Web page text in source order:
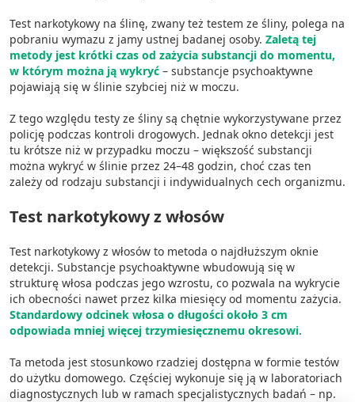
Test narkotykowy na ślinę, zwany też testem ze śliny, polega na
pobraniu wymazu z jamy ustnej badanej osoby. Zaletą tej
metody jest krótki czas od zażycia substancji do momentu,
w którym można ją wykryć – substancje psychoaktywne
pojawiają się w ślinie szybciej niż w moczu.
Z tego względu testy ze śliny są chętnie wykorzystywane przez
policję podczas kontroli drogowych. Jednak okno detekcji jest
tu krótsze niż w przypadku moczu – większość substancji
można wykryć w ślinie przez 24–48 godzin, choć czas ten
zależy od rodzaju substancji i indywidualnych cech organizmu.
Test narkotykowy z włosów
Test narkotykowy z włosów to metoda o najdłuższym oknie
detekcji. Substancje psychoaktywne wbudowują się w
strukturę włosa podczas jego wzrostu, co pozwala na wykrycie
ich obecności nawet przez kilka miesięcy od momentu zażycia.
Standardowy odcinek włosa o długości około 3 cm
odpowiada mniej więcej trzymiesięcznemu okresowi.
Ta metoda jest stosunkowo rzadziej dostępna w formie testów
do użytku domowego. Częściej wykonuje się ją w laboratoriach
diagnostycznych lub w ramach specjalistycznych badań – np.